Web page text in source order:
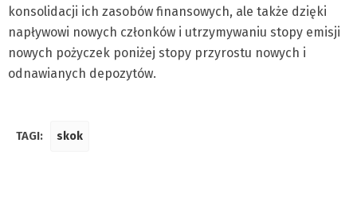
konsolidacji ich zasobów finansowych, ale także dzięki
napływowi nowych członków i utrzymywaniu stopy emisji
nowych pożyczek poniżej stopy przyrostu nowych i
odnawianych depozytów.
TAGI: skok